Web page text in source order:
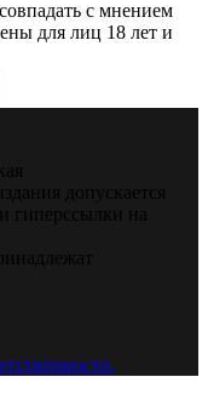
с мнением
для лиц 18 лет и
допускается
гиперссылки на